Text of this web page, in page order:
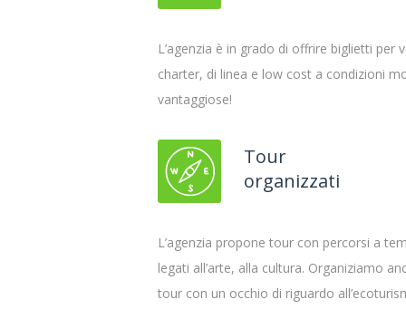
L’agenzia è in grado di offrire biglietti per
charter, di linea e low cost a condizioni
vantaggiose!
Tour
organizzati
L’agenzia propone tour con percorsi a
legati all’arte, alla cultura. Organiziamo
tour con un occhio di riguardo